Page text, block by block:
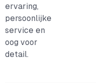
ervaring,
persoonlijke
service en
oog voor
detail.